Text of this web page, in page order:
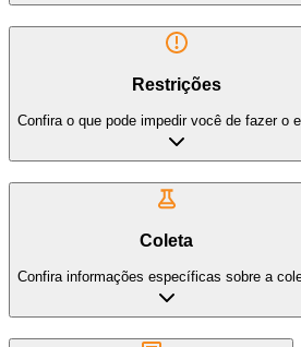
Restrições
Confira o que pode impedir você de fazer o
Coleta
Confira informações específicas sobre a